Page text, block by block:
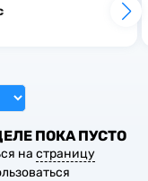
ПОКА ПУСТО
на страницу